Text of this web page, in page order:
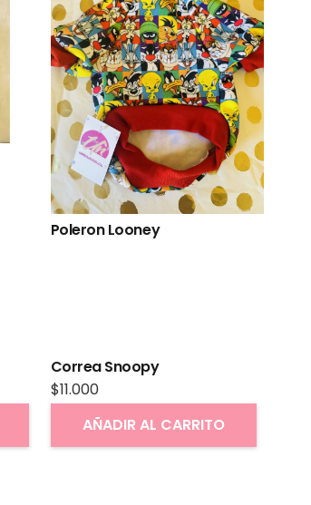
Poleron Looney
Correa Snoopy
$11.000
AÑADIR AL CARRITO